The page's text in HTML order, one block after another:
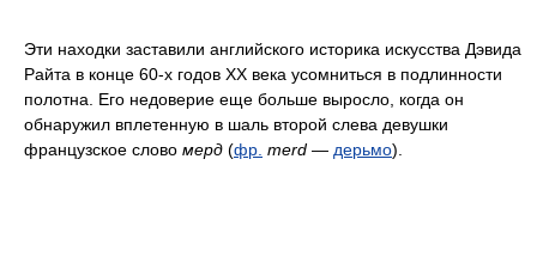
Эти находки заставили английского историка искусства Дэвида
Райта в конце 60-х годов XX века усомниться в подлинности
полотна. Его недоверие еще больше выросло, когда он
обнаружил вплетенную в шаль второй слева девушки
французское слово мерд (фр. merd — дерьмо).